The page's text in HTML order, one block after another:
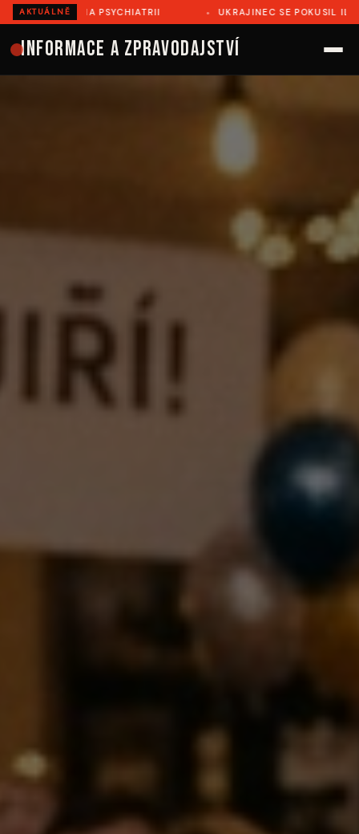
AKTUÁLNĚ
NA PSYCHIATRII UKRAJINEC SE POKUSIL ILEGÁLNĚ
Informace a zpravodajství